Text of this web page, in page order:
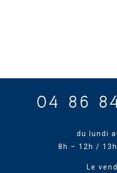
04 86
du lundi
8h – 12h /
Le